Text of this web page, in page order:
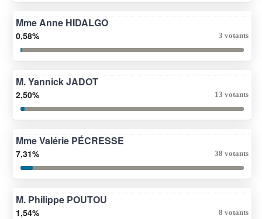
Mme Anne HIDALGO
0,58% 3 votants
M. Yannick JADOT
2,50% 13 votants
Mme Valérie PÉCRESSE
7,31% 38 votants
M. Philippe POUTOU
1,54% 8 votants